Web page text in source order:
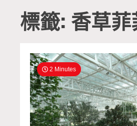
標籤: 香草
2 Minutes